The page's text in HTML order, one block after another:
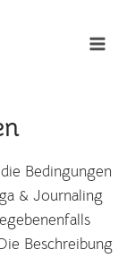
Bedingungen
& Journaling
Beschreibung